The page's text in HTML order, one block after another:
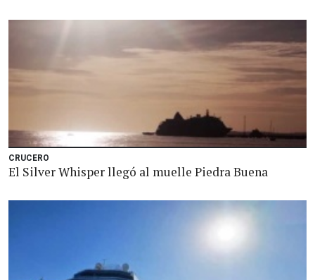
CRUCERO
El Silver Whisper llegó al muelle Piedra Buena